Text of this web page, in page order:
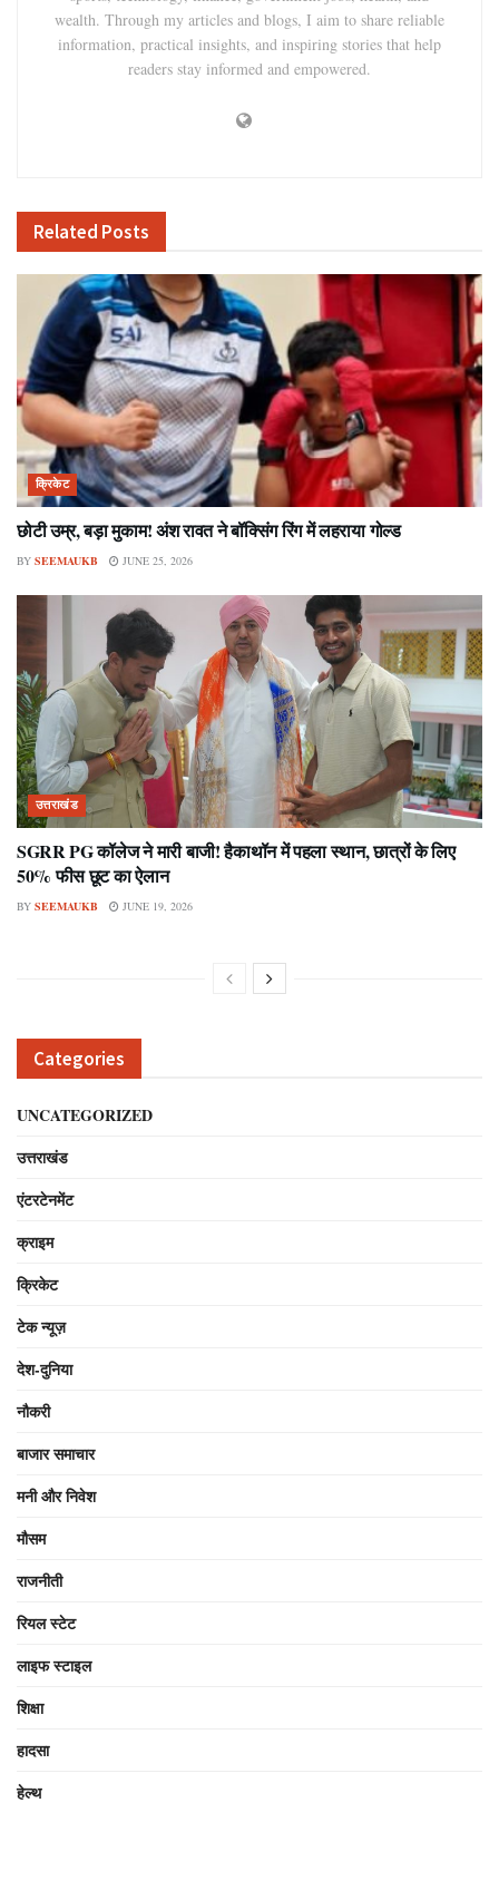
wealth. Through my articles and blogs, I aim to share reliable
information, practical insights, and inspiring stories that help
readers stay informed and empowered.
Related Posts
क्रिकेट
छोटी उम्र, बड़ा मुकाम! अंश रावत ने बॉक्सिंग रिंग में लहराया गोल्ड
BY SEEMAUKB JUNE 25, 2026
उत्तराखंड
SGRR PG कॉलेज ने मारी बाजी! हैकाथॉन में पहला स्थान, छात्रों के लिए
50% फीस छूट का ऐलान
BY SEEMAUKB JUNE 19, 2026
Categories
UNCATEGORIZED
उत्तराखंड
एंटरटेनमेंट
क्राइम
क्रिकेट
टेक न्यूज़
देश-दुनिया
नौकरी
बाजार समाचार
मनी और निवेश
मौसम
राजनीती
रियल स्टेट
लाइफ स्टाइल
शिक्षा
हादसा
हेल्थ